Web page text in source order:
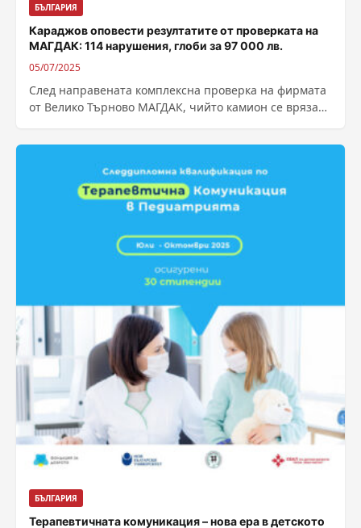
БЪЛГАРИЯ
Караджов оповести резултатите от проверката на
МАГДАК: 114 нарушения, глоби за 97 000 лв.
05/07/2025
След направената комплексна проверка на фирмата
от Велико Търново МАГДАК, чийто камион се вряза
БЪЛГАРИЯ
Терапевтичната комуникация – нова ера в детското